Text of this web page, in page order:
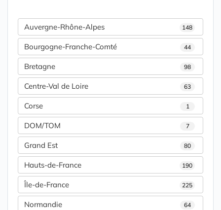
Auvergne-Rhône-Alpes 148
Bourgogne-Franche-Comté 44
Bretagne 98
Centre-Val de Loire 63
Corse 1
DOM/TOM 7
Grand Est 80
Hauts-de-France 190
Île-de-France 225
Normandie 64